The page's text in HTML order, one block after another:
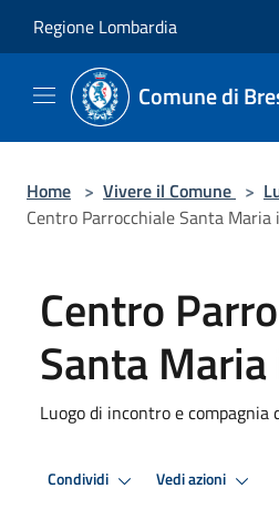
Regione Lombardia
Comune di
Home > Vivere il Comune >
Centro Parrocchiale Santa Maria
Centro
Santa
Luogo di incontro e
Condividi Vedi azioni